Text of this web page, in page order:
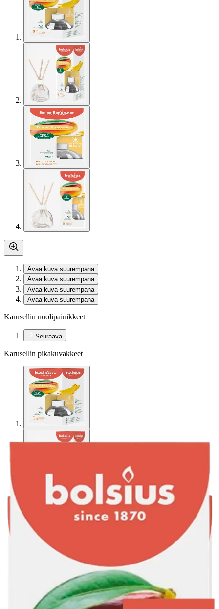
Avaa kuva suurempana
Avaa kuva suurempana
Avaa kuva suurempana
Avaa kuva suurempana
Karusellin nuolipainikkeet
Seuraava
Karusellin pikakuvakkeet